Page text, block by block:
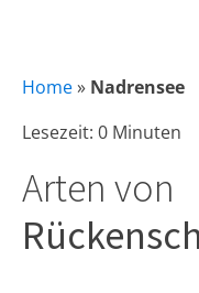
Home» Nadrensee
Lesezeit: 0 Minuten
Arten von